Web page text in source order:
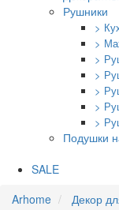
Рушники
>
>
>
>
>
>
>
Подушки
SALE
Arhome
Декор